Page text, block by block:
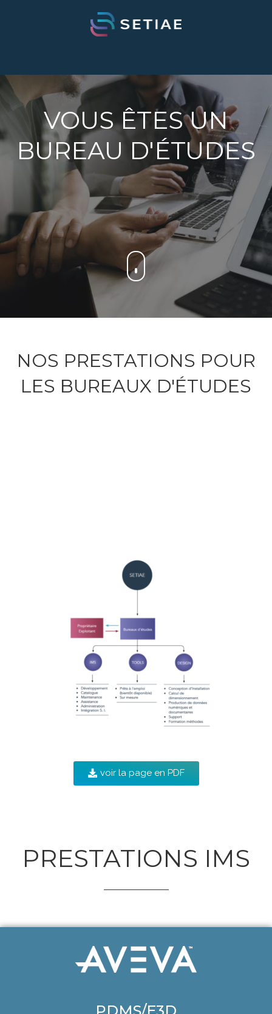
VOUS ÊTES UN
BUREAU D'ÉTUDES
NOS PRESTATIONS POUR
LES BUREAUX D'ÉTUDES
voir la page en PDF
PRESTATIONS IMS
PDMS/E3D